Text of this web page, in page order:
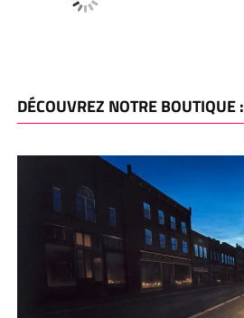
DÉCOUVREZ NOTRE BOUTIQUE :